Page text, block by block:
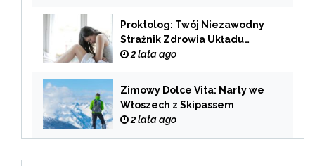
Proktolog: Twój Niezawodny
Strażnik Zdrowia Układu
Pokarmowego
2 lata ago
Zimowy Dolce Vita: Narty we
Włoszech z Skipassem
2 lata ago